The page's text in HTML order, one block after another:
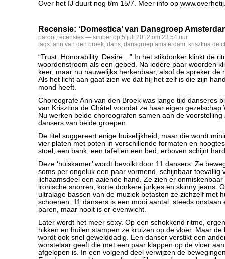
Over het IJ duurt nog t/m 15/7. Meer info op
Recensie: ‘Domestica’ van Dansgroep
parool ,recensies — simber op 5 juli 2012 om 23:54 uur
tags: ann van den broek, dans, dansgroep amsterdam, krisztina de
“Trust. Honorability. Desire…” In het stikdonker klinkt de
woordenstroom als een gebed. Na iedere paar woorden
keer, maar nu nauwelijks herkenbaar, alsof de spreker de
Als het licht aan gaat zien we dat hij het zelf is die zijn
mond heeft.
Choreografe Ann van den Broek was lange tijd danseres
van Krisztina de Châtel voordat ze haar eigen gezelschap
Nu werken beide choreografen samen aan de voorstelling
dansers van beide groepen.
De titel suggereert enige huiselijkheid, maar die wordt
vier platen met poten in verschillende formaten en
stoel, een bank, een tafel en een bed, erboven schijnt
Deze ‘huiskamer’ wordt bevolkt door 11 dansers. Ze
soms per ongeluk een paar vormend, schijnbaar toevallig
lichaamsdeel een aaiende hand. Ze zien er
ironische snorren, korte donkere jurkjes en skinny jeans.
ultralage bassen van de muziek betasten ze zichzelf met
schoenen. 11 dansers is een mooi aantal: steeds onstaan
paren, maar nooit is er evenwicht.
Later wordt het meer sexy. Op een schokkend ritme,
hikken en huilen stampen ze kruizen op de vloer. Maar de
wordt ook snel gewelddadig. Een danser verstikt een
worstelaar geeft die met een paar klappen op de vloer
afgelopen is. In een volgend deel verwijzen de